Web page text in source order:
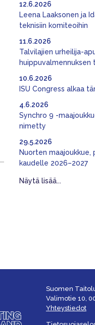
Leena Laaksonen ja
teknisiin komiteoihin
12.6.2026
Talvilajien urheilija-
11.6.2026
ISU Congress alkaa
10.6.2026
Synchro 9 -
nimetty
4.6.2026
Nuorten
kaudelle 2026–2027
29.5.2026
Näytä lisää...
Suomen
Valimotie 10,
Yhteystiedot